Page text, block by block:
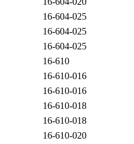
16-604-025
16-604-025
16-604-025
16-610
16-610-016
16-610-016
16-610-018
16-610-018
16-610-020